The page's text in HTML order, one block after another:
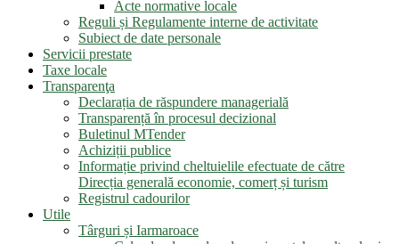
Acte normative locale
Reguli și Regulamente interne de activitate
Subiect de date personale
Servicii prestate
Taxe locale
Transparenţa
Declarația de răspundere managerială
Transparență în procesul decizional
Buletinul MTender
Achiziții publice
Informație privind cheltuielile efectuate de către
Direcția generală economie, comerț și turism
Registrul cadourilor
Utile
Târguri și Iarmaroace